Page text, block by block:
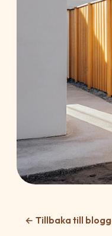
← Tillbaka till